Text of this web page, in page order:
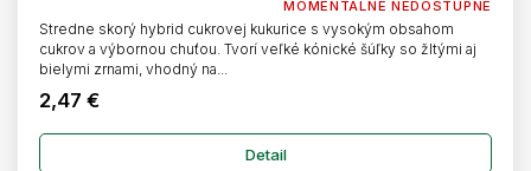
MOMENTÁLNE NEDOSTUPNÉ
2,47 €
Detail
Stredne skorý hybrid cukrovej kukurice s vysokým obsahom
cukrov a výbornou chuťou. Tvorí veľké kónické šúľky so žltými aj
bielymi zrnami, vhodný na...